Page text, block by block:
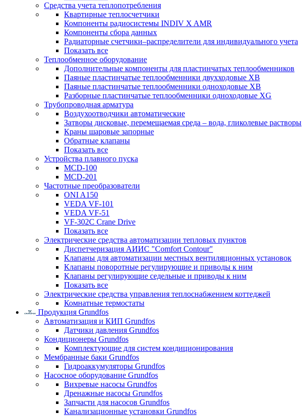
Средства учета теплопотребления
Квартирные теплосчетчики
Компоненты радиосистемы INDIV X AMR
Компоненты сбора данных
Радиаторные счетчики–распределители для индивидуального учета
Показать все
Теплообменное оборудование
Дополнительные компоненты для пластинчатых теплообменников
Паяные пластинчатые теплообменники двухходовые XB
Паяные пластинчатые теплообменники одноходовые ХВ
Разборные пластинчатые теплообменники одноходовые ХG
Трубопроводная арматура
Воздухоотводчики автоматические
Затворы дисковые, перемещаемая среда – вода, гликолевые растворы
Краны шаровые запорные
Обратные клапаны
Показать все
Устройства плавного пуска
MCD-100
MCD-201
Частотные преобразователи
ONI A150
VEDA VF-101
VEDA VF-51
VF-302C Crane Drive
Показать все
Электрические средства автоматизации тепловых пунктов
Диспетчеризация АИИС "Comfort Contour"
Клапаны для автоматизации местных вентиляционных установок
Клапаны поворотные регулирующие и приводы к ним
Клапаны регулирующие седельные и приводы к ним
Показать все
Электрические средства управления теплоснабжением коттеджей
Комнатные термостаты
Продукция Grundfos
Автоматизация и КИП Grundfos
Датчики давления Grundfos
Кондиционеры Grundfos
Комплектующие для систем кондиционирования
Мембранные баки Grundfos
Гидроаккумуляторы Grundfos
Насосное оборудование Grundfos
Вихревые насосы Grundfos
Дренажные насосы Grundfos
Запчасти для насосов Grundfos
Канализационные установки Grundfos